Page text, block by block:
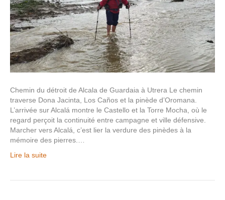
Chemin du détroit de Alcala de Guardaia à Utrera Le chemin
traverse Dona Jacinta, Los Caños et la pinède d’Oromana.
L’arrivée sur Alcalá montre le Castello et la Torre Mocha, où le
regard perçoit la continuité entre campagne et ville défensive.
Marcher vers Alcalá, c’est lier la verdure des pinèdes à la
mémoire des pierres.…
Lire la suite